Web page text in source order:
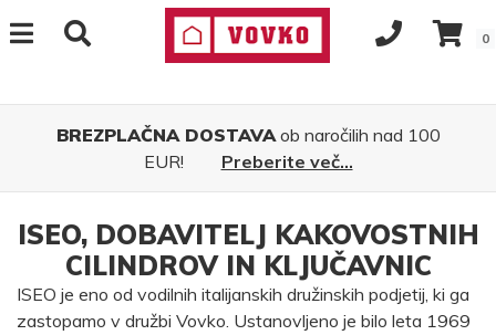
0
BREZPLAČNA DOSTAVAob naročilih nad 100
EUR!
Preberite več...
ISEO, DOBAVITELJ KAKOVOSTNIH
CILINDROV IN KLJUČAVNIC
ISEO je eno od vodilnih italijanskih družinskih podjetij, ki ga
zastopamo v družbi Vovko. Ustanovljeno je bilo leta 1969